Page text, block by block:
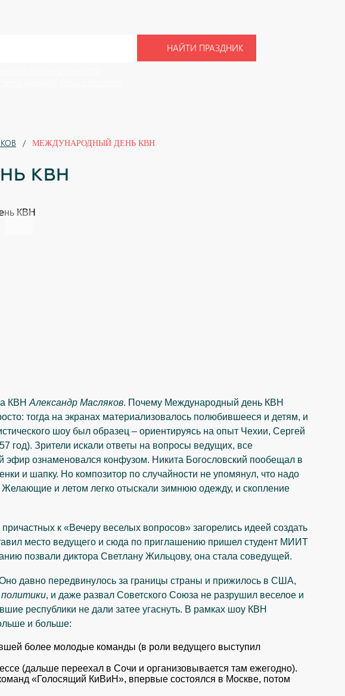
НАЙТИ ПРАЗДНИК
МЕЖДУНАРОДНЫЙ ДЕНЬ КВН
КВН
КВН Александр Масляков. Почему Международный день КВН
тогда на экранах материализовалось полюбившееся и детям, и
шоу был образец – ориентируясь на опыт Чехии, Сергей
год). Зрители искали ответы на вопросы ведущих, все
ознаменовался конфузом. Никита Богословский пообещал в
и шапку. Но композитор по случайности не упомянул, что надо
Желающие и летом легко отыскали зимнюю одежду, и скопление
к «Вечеру веселых вопросов» загорелись идеей создать
место ведущего и сюда по приглашению пришел студент МИИТ
позвали диктора Светлану Жильцову, она стала соведущей.
давно передвинулось за границы страны и прижилось в США,
, и даже развал Советского Союза не разрушил веселое и
республики не дали затее угаснуть. В рамках шоу КВН
и больше:
более молодые команды (в роли ведущего выступил
(дальше переехал в Сочи и организовывается там ежегодно).
«Голосящий КиВиН», впервые состоялся в Москве, потом